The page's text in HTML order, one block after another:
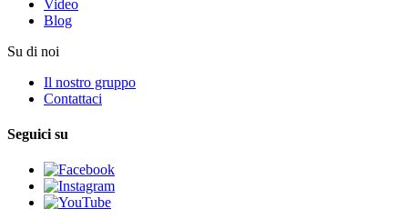
Video
Blog
Su di noi
Il nostro gruppo
Contattaci
Seguici su